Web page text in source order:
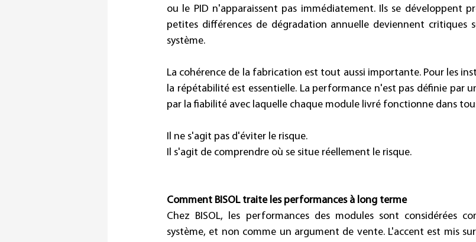
ou le PID n'apparaissent pas immédiatement. Ils se développent
petites différences de dégradation annuelle deviennent critiques
système.
La cohérence de la fabrication est tout aussi importante. Pour les
la répétabilité est essentielle. La performance n'est pas définie par
par la fiabilité avec laquelle chaque module livré fonctionne dans
Il ne s'agit pas d'éviter le risque.
Il s'agit de comprendre où se situe réellement le risque.
Comment BISOL traite les performances à long terme
Chez BISOL, les performances des modules sont considérées
système, et non comme un argument de vente. L'accent est mis